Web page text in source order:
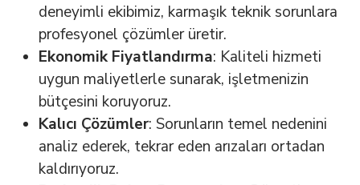
deneyimli ekibimiz, karmaşık teknik sorunlara
profesyonel çözümler üretir.
Ekonomik Fiyatlandırma: Kaliteli hizmeti
uygun maliyetlerle sunarak, işletmenizin
bütçesini koruyoruz.
Kalıcı Çözümler: Sorunların temel nedenini
analiz ederek, tekrar eden arızaları ortadan
kaldırıyoruz.